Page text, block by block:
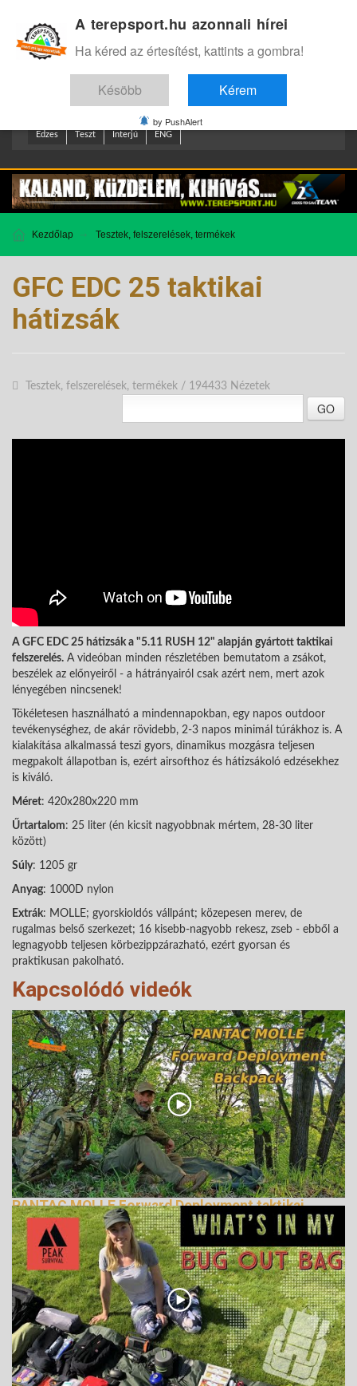
Edzes Teszt Interjú ENG
Kezdőlap Tesztek, felszerelések, termékek
GFC EDC 25 taktikai
hátizsák
Tesztek, felszerelések, termékek / 194433 Nézetek
GO
A GFC EDC 25 hátizsák a "5.11 RUSH 12" alapján gyártott taktikai
felszerelés. A videóban minden részletében bemutatom a zsákot,
beszélek az előnyeiről - a hátrányairól csak azért nem, mert azok
lényegében nincsenek!
Tökéletesen használható a mindennapokban, egy napos outdoor
tevékenységhez, de akár rövidebb, 2-3 napos minimál túrákhoz is. A
kialakítása alkalmassá teszi gyors, dinamikus mozgásra teljesen
megpakolt állapotban is, ezért airsofthoz és hátizsákoló edzésekhez
is kiváló.
Méret: 420x280x220 mm
Űrtartalom: 25 liter (én kicsit nagyobbnak mértem, 28-30 liter
között)
Súly: 1205 gr
Anyag: 1000D nylon
Extrák: MOLLE; gyorskioldós vállpánt; közepesen merev, de
rugalmas belső szerkezet; 16 kisebb-nagyobb rekesz, zseb - ebből a
legnagyobb teljesen körbezippzárazható, ezért gyorsan és
praktikusan pakolható.
Kapcsolódó videók
PANTAC MOLLE Forward Deployment taktikai
hátizsák
722247 Nézetek
A terepsport.hu azonnali hírei
Ha kéred az értesítést, kattints a gombra!
Késöbb Kérem
by PushAlert